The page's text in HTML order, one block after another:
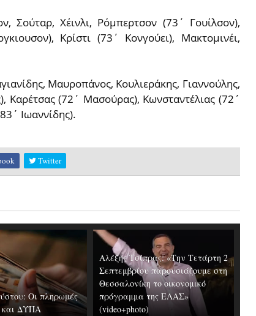
Σούταρ, Χέινλι, Ρόμπερτσον (73΄ Γουίλσον),
Κρίστι (73΄ Κονγούει), Μακτομινέι,
Μαυροπάνος, Κουλιεράκης, Γιαννούλης,
Καρέτσας (72΄ Μασούρας), Κωνσταντέλιας (72΄
Ιωαννίδης).
Twitter
Οι πληρωμές
ΔΥΠΑ
Αλέξης Τσίπρας: «Την Τετάρτη 2
Σεπτεμβρίου παρουσιάζουμε στη
Θεσσαλονίκη το οικονομικό
πρόγραμμα της ΕΛΑΣ»
(video+photo)